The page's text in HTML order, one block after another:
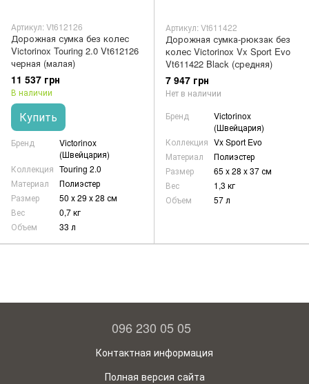
Артикул: Vt612126
Дорожная сумка без колес
Victorinox Touring 2.0 Vt612126
черная (малая)
11 537 грн
В наличии
Купить
Бренд
Victorinox
(Швейцария)
Коллекция Touring 2.0
Материал
Полиэстер
Размер
50 х 29 х 28 см
Вес
0,7 кг
Объем
33 л
Артикул: Vt611422
Дорожная сумка-рюкзак без
колес Victorinox Vx Sport Evo
Vt611422 Black (средняя)
7 947 грн
Нет в наличии
Бренд
Victorinox
(Швейцария)
Коллекция Vx Sport Evo
Материал
Полиэстер
Размер
65 x 28 x 37 см
Вес
1,3 кг
Объем
57 л
096 230 05 05
Контактная информация
Полная версия сайта